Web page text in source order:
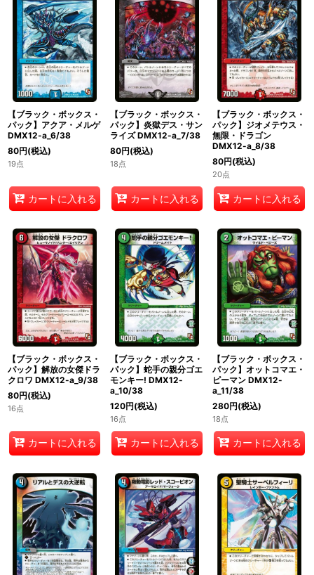
【ブラック・ボックス・
パック】アクア・メルゲ
DMX12-a_6/38
80円(税込)
19点
カートに入れる
【ブラック・ボックス・
パック】炎獄デス・サン
ライズ DMX12-a_7/38
80円(税込)
18点
カートに入れる
【ブラック・ボックス・
パック】ジオメテウス・
無限・ドラゴン
DMX12-a_8/38
80円(税込)
20点
カートに入れる
【ブラック・ボックス・
パック】解放の女傑ドラ
クロワ DMX12-a_9/38
80円(税込)
16点
カートに入れる
【ブラック・ボックス・
パック】蛇手の親分ゴエ
モンキー! DMX12-
a_10/38
120円(税込)
16点
カートに入れる
【ブラック・ボックス・
パック】オットコマエ・
ピーマン DMX12-
a_11/38
280円(税込)
18点
カートに入れる